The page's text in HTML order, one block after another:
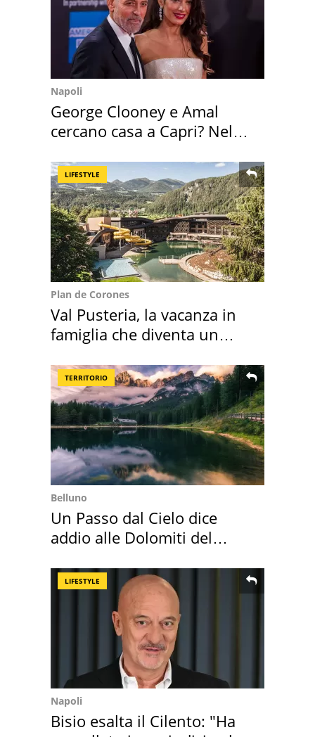
Napoli
George Clooney e Amal
cercano casa a Capri? Nel
LIFESTYLE
Plan de Corones
Val Pusteria, la vacanza in
famiglia che diventa un
TERRITORIO
Belluno
Un Passo dal Cielo dice
addio alle Dolomiti del
LIFESTYLE
Napoli
Bisio esalta il Cilento: "Ha